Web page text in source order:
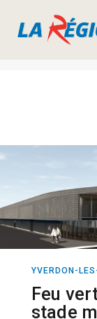
YVERDON-
Feu
stade